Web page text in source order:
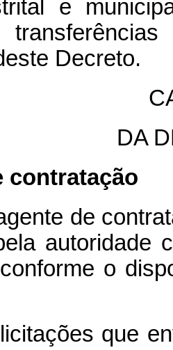
e
Decreto.
DA
contratação
de
autoridade
o
que